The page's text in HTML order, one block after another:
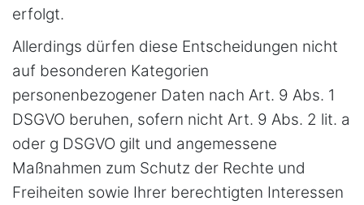
erfolgt.
Allerdings dürfen diese Entscheidungen nicht
auf besonderen Kategorien
personenbezogener Daten nach Art. 9 Abs. 1
DSGVO beruhen, sofern nicht Art. 9 Abs. 2 lit. a
oder g DSGVO gilt und angemessene
Maßnahmen zum Schutz der Rechte und
Freiheiten sowie Ihrer berechtigten Interessen